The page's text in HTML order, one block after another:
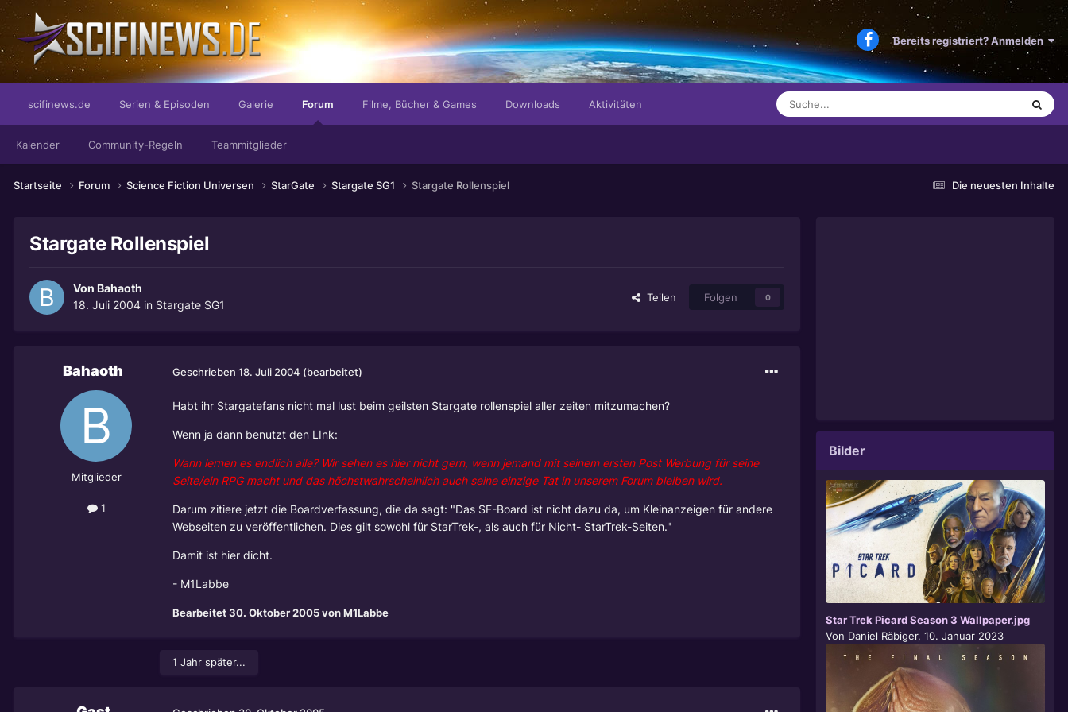
Bereits registriert? Anmelden
scifinews.de Serien & Episoden Galerie Forum
Kalender Community-Regeln Teammitglieder
Filme, Bücher & Games Downloads Aktivitäten
Die neuesten Inhalte
Startseite Forum Science Fiction Universen StarGate Stargate SG1 Stargate Rollenspiel
Stargate Rollenspiel
Von Bahaoth
18. Juli 2004 in Stargate SG1
Teilen Folgen 0
Bahaoth
Mitglieder
1
Geschrieben 18. Juli 2004 (bearbeitet)
Habt ihr Stargatefans nicht mal lust beim geilsten Stargate rollenspiel aller zeiten mitzumachen?
Wenn ja dann benutzt den LInk:
Wann lernen es endlich alle? Wir sehen es hier nicht gern, wenn jemand mit seinem ersten Post Werbung für seine
Seite/ein RPG macht und das höchstwahrscheinlich auch seine einzige Tat in unserem Forum bleiben wird.
Darum zitiere jetzt die Boardverfassung, die da sagt: "Das SF-Board ist nicht dazu da, um Kleinanzeigen für andere
Webseiten zu veröffentlichen. Dies gilt sowohl für StarTrek-, als auch für Nicht- StarTrek-Seiten."
Damit ist hier dicht.
- M1Labbe
Bearbeitet30. Oktober 2005von M1Labbe
1 Jahr später...
Bilder
Star Trek Picard Season 3 Wallpaper.jpg
Von Daniel Räbiger, 10. Januar 2023